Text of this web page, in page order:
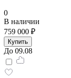
0
В наличии
759 000 ₽
Купить
До 09.08